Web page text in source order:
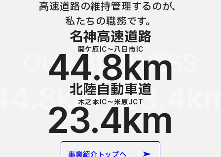
OUR BUSINESS
AREA
高速道路の維持管理するのが、
私たちの職務です。
事業紹介トップへ
名神高速道路
関ケ原IC～八日市IC
44.8km
北陸自動車道
木之本IC～米原JCT
23.4km